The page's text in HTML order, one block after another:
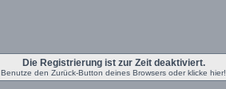
Die Registrierung ist zur Zeit deaktiviert.
Benutze den Zurück-Button deines Browsers oder klicke hier!